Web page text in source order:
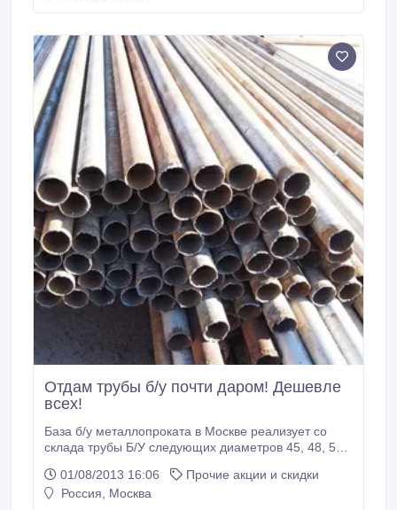
Отдам трубы б/у почти даром! Дешевле
всех!
База б/у металлопроката в Москве реализует со
склада трубы Б/У следующих диаметров 45, 48, 51,
ворота, заборы, арки и другой Б/У металлопрокат
для различных целей.Самые низкие розничные
01/08/2013 16:06
Прочие акции и скидки
Россия, Москва